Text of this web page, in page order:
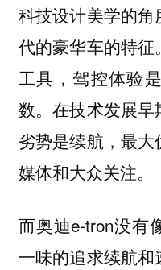
科技设计美学的
代的豪华车的特
工具，驾控体验
数。在技术发展
劣势是续航，最
媒体和大众关注。
而奥迪e-tron没有
一味的追求续航和